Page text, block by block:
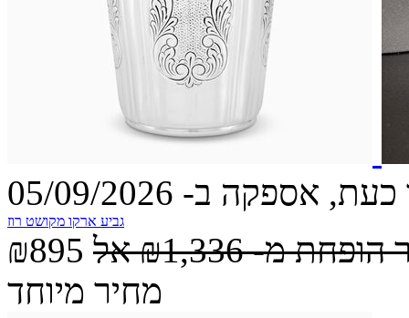
אספקה ב- 05/09/2026
גביע ארקו מקושט רוז
₪895 הופחת מ-₪1,336 אל
מחיר מיוחד